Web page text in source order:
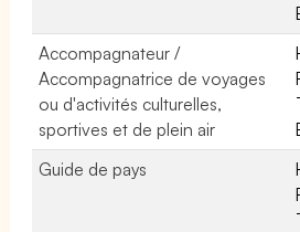
Accompagnateur /
Accompagnatrice de voyages
ou d'activités culturelles,
sportives et de plein air
Guide de pays